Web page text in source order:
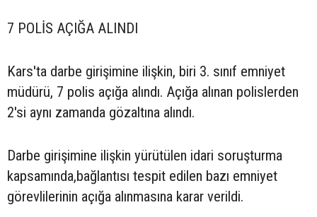
7 POLİS AÇIĞA ALINDI
Kars'ta darbe girişimine ilişkin, biri 3. sınıf emniyet
müdürü, 7 polis açığa alındı. Açığa alınan polislerden
2'si aynı zamanda gözaltına alındı.
Darbe girişimine ilişkin yürütülen idari soruşturma
kapsamında,bağlantısı tespit edilen bazı emniyet
görevlilerinin açığa alınmasına karar verildi.